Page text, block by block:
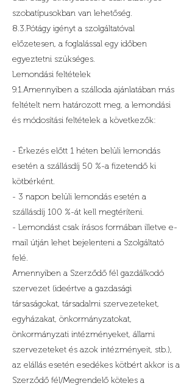
szobatípusokban van lehetőség.
8.3.Pótágy igényt a szolgáltatóval
előzetesen, a foglalással egy időben
egyeztetni szükséges.
Lemondási feltételek
9.1.Amennyiben a szálloda ajánlatában más
feltételt nem határozott meg, a lemondási
és módosítási feltételek a következők:
- Érkezés előtt 1 héten belüli lemondás
esetén a szállásdíj 50 %-a fizetendő ki
kötbérként.
- 3 napon belüli lemondás esetén a
szállásdíj 100 %-át kell megtéríteni.
- Lemondást csak írásos formában illetve e-
mail útján lehet bejelenteni a Szolgáltató
felé.
Amennyiben a Szerződő fél gazdálkodó
szervezet (ideértve a gazdasági
társaságokat, társadalmi szervezeteket,
egyházakat, önkormányzatokat,
önkormányzati intézményeket, állami
szervezeteket és azok intézményeit, stb.),
az elállás esetén esedékes kötbért akkor is a
Szerződő fél/Megrendelő köteles a